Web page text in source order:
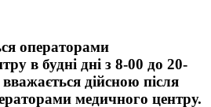
операторами
в будні дні з 8-00 до 20-
дійсною після
медичного центру.